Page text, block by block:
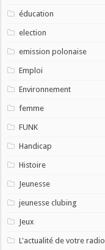
éducation
election
emission polonaise
Emploi
Environnement
femme
FUNK
Handicap
Histoire
Jeunesse
jeunesse clubing
Jeux
L'actualité de votre radio